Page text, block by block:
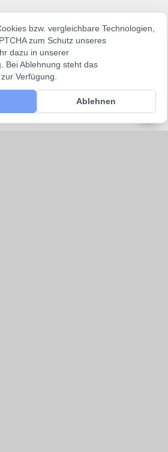
bzw. vergleichbare Technologien,
zum Schutz unseres
dazu in unserer
. Bei Ablehnung steht das
Verfügung.
Ablehnen